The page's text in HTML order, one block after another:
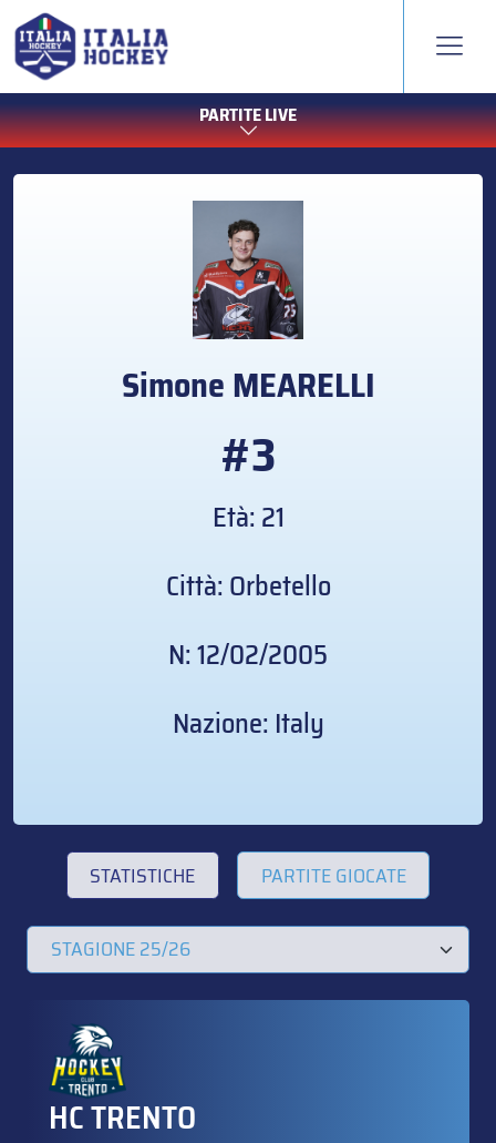
PARTITE LIVE
SimoneMEARELLI
#3
Età: 21
Città: Orbetello
N: 12/02/2005
Nazione: Italy
STATISTICHE PARTITE GIOCATE
HC TRENTO